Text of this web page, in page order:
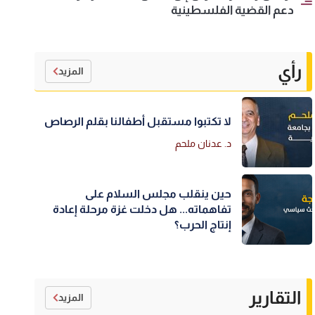
دعم القضية الفلسطينية
رأي المزيد
لا تكتبوا مستقبل أطفالنا بقلم الرصاص
د. عدنان ملحم
حين ينقلب مجلس السلام على
تفاهماته... هل دخلت غزة مرحلة إعادة
إنتاج الحرب؟
التقارير المزيد